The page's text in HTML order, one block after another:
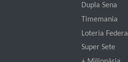
Dupla Sena
Timemania
Loteria Federal
Super Sete